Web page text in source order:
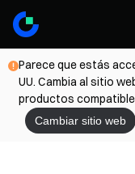
Parece que estás
UU. Cambia al sitio
productos
Cambiar sitio web